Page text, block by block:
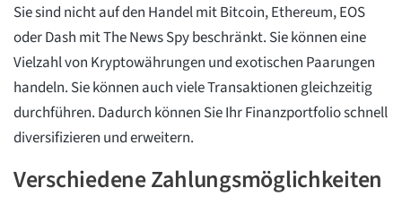
Sie sind nicht auf den Handel mit Bitcoin, Ethereum, EOS
oder Dash mit The News Spy beschränkt. Sie können eine
Vielzahl von Kryptowährungen und exotischen Paarungen
handeln. Sie können auch viele Transaktionen gleichzeitig
durchführen. Dadurch können Sie Ihr Finanzportfolio schnell
diversifizieren und erweitern.
Verschiedene Zahlungsmöglichkeiten